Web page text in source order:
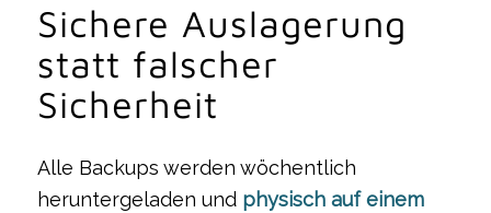
Sichere Auslagerung
statt falscher
Sicherheit
Alle Backups werden wöchentlich
heruntergeladen und physisch auf einem